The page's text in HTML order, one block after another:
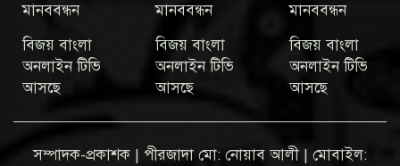
মানববন্ধন
বিজয় বাংলা
অনলাইন টিভি
আসছে
মানববন্ধন
বিজয় বাংলা
অনলাইন টিভি
আসছে
মানববন্ধন
বিজয় বাংলা
অনলাইন টিভি
আসছে
সম্পাদক-প্রকাশক | পীরজাদা মো: নোয়াব আলী | মোবাইল: